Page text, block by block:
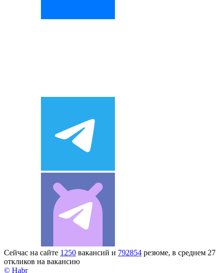
Сейчас на сайте 1250 вакансий и 792854 резюме, в среднем 27
откликов на вакансию
© Habr